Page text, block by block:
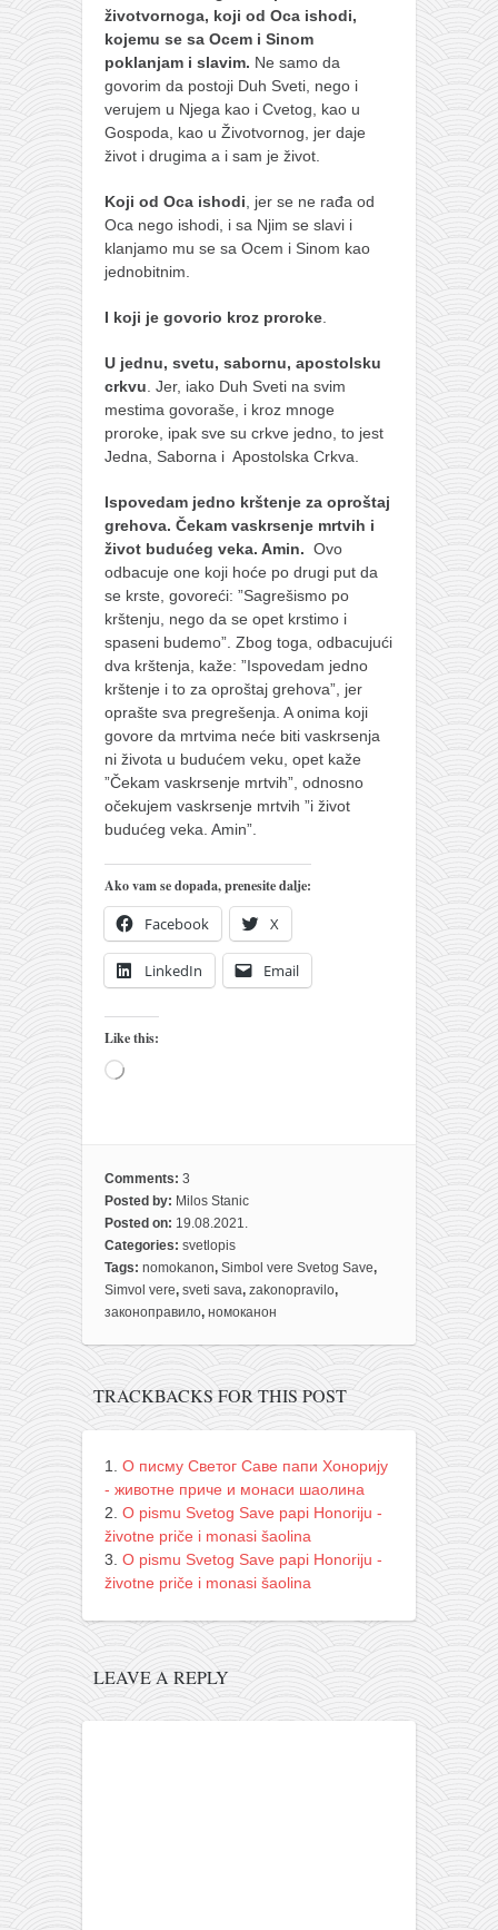
životvornoga, koji od Oca ishodi,
kojemu se sa Ocem i Sinom
poklanjam i slavim. Ne samo da
govorim da postoji Duh Sveti, nego i
verujem u Njega kao i Cvetog, kao u
Gospoda, kao u Životvornog, jer daje
život i drugima a i sam je život.
Koji od Oca ishodi, jer se ne rađa od
Oca nego ishodi, i sa Njim se slavi i
klanjamo mu se sa Ocem i Sinom kao
jednobitnim.
I koji je govorio kroz proroke.
U jednu, svetu, sabornu, apostolsku
crkvu. Jer, iako Duh Sveti na svim
mestima govoraše, i kroz mnoge
proroke, ipak sve su crkve jedno, to jest
Jedna, Saborna i Apostolska Crkva.
Ispovedam jedno krštenje za oproštaj
grehova. Čekam vaskrsenje mrtvih i
život budućeg veka. Amin. Ovo
odbacuje one koji hoće po drugi put da
se krste, govoreći: ”Sagrešismo po
krštenju, nego da se opet krstimo i
spaseni budemo”. Zbog toga, odbacujući
dva krštenja, kaže: ”Ispovedam jedno
krštenje i to za oproštaj grehova”, jer
oprašte sva pregrešenja. A onima koji
govore da mrtvima neće biti vaskrsenja
ni života u budućem veku, opet kaže
”Čekam vaskrsenje mrtvih”, odnosno
očekujem vaskrsenje mrtvih ”i život
budućeg veka. Amin”.
Ako vam se dopada, prenesite dalje:
Facebook X
LinkedIn Email
Like this:
Loading…
Comments: 3
Posted by: Milos Stanic
Posted on: 19.08.2021.
Categories: svetlopis
Tags: nomokanon, Simbol vere Svetog Save,
Simvol vere, sveti sava, zakonopravilo,
законоправило, номоканон
TRACKBACKS FOR THIS POST
О писму Светог Саве папи Хонорију
- животне приче и монаси шаолина
O pismu Svetog Save papi Honoriju -
životne priče i monasi šaolina
O pismu Svetog Save papi Honoriju -
životne priče i monasi šaolina
LEAVE A REPLY